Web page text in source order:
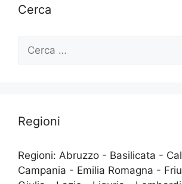
Cerca
per:
Regioni
Regioni: Abruzzo - Basilicata -
Campania - Emilia Romagna -